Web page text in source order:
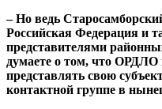
– Но ведь
Российская Федерация и
представителями
думаете о том, что ОРДЛО
представлять свою
контактной группе в